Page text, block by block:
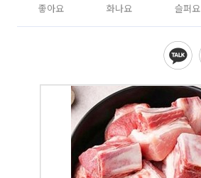
좋아요 화나요 슬퍼요